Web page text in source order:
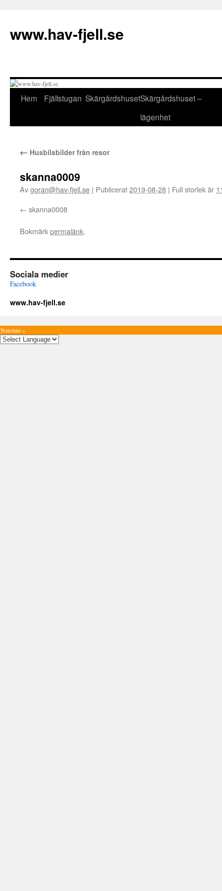
innehåll
www.hav-fjell.se
Hem Fjällstugan SkärgårdshusetSkärgårdshuset –
lägenhet
← Husbilsbilder från resor
skanna0009
Avgoran@hav-fjell.se | Publicerat2019-08-28 | Full storlek är
skanna0008
Bokmärkpermalänk.
Sociala medier
Facebook
www.hav-fjell.se
Translate »